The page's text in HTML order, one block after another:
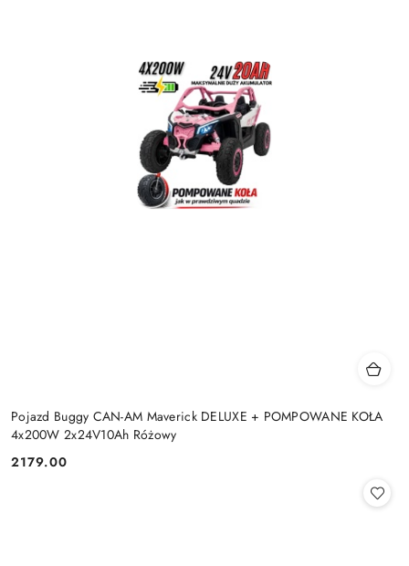
Pojazd Buggy CAN-AM Maverick DELUXE + POMPOWANE KOŁA
4x200W 2x24V10Ah Różowy
Cena:
2179.00